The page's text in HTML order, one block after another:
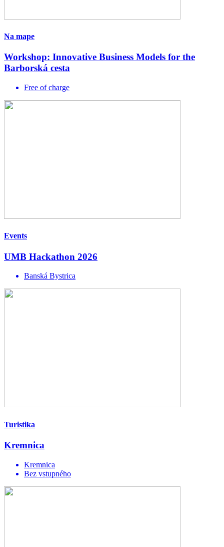
Na mape
Workshop: Innovative Business Models for the
Barborská cesta
Free of charge
Events
UMB Hackathon 2026
Banská Bystrica
Turistika
Kremnica
Kremnica
Bez vstupného